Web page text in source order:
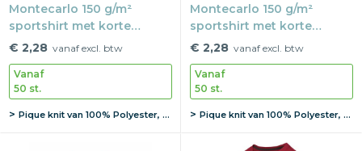
Montecarlo 150 g/m²
sportshirt met korte
mouwen voor heren
€ 2,28 vanaf excl. btw
Vanaf
50 st.
Pique knit van 100% Polyester, 150 g/m2
Montecarlo 150 g/m²
sportshirt met korte
mouwen voor dames
€ 2,28 vanaf excl. btw
Vanaf
50 st.
Pique knit van 100% Polyester, 150 g/m2